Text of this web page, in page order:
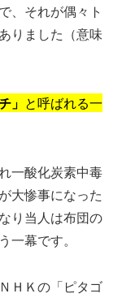
、それが偶々ト
りました（意味
」 と呼ばれる一
一酸化炭素中毒
大惨事になった
り当人は布団の
一幕です。
ＨＫの「ピタゴ